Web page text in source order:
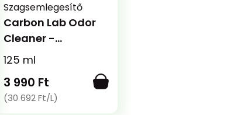
Szagsemlegesítő
Carbon Lab Odor
Cleaner -
Szagsemlegesítő
125 ml
3 990 Ft
(30 692 Ft/L)